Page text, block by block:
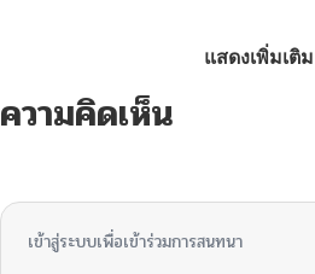
ตอนที่ 2
แสดงเพิ่มเติม
ความคิดเห็น
เข้าสู่ระบบเพื่อเข้าร่วมการสนทนา